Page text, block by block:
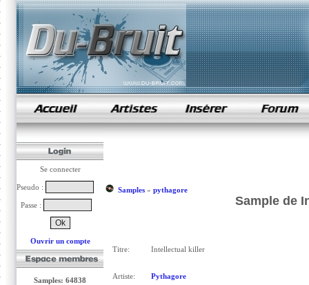
samples de rap
Se connecter
Pseudo :
Passe :
Ouvrir un compte
Samples: 64838
Samples» pythagore
Sample de
Titre: Intellectual killer
Artiste: Pythagore